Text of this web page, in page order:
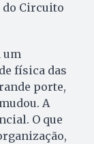
Circuito
um
física das
porte,
A
O que